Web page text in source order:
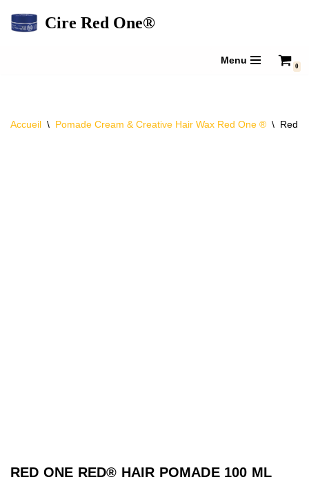
Cire Red One®
Menu
0
Accueil \ Pomade Cream & Creative Hair Wax Red One ® \ Red
RED ONE RED® HAIR POMADE 100 ML